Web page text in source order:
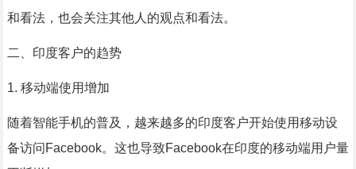
和看法，也会关注其他人的观点和看法。
二、印度客户的趋势
1. 移动端使用增加
随着智能手机的普及，越来越多的印度客户开始使用移动设
备访问Facebook。这也导致Facebook在印度的移动端用户量